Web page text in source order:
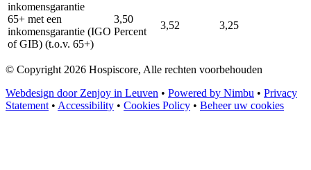
inkomensgarantie
65+ met een
inkomensgarantie (IGO
of GIB) (t.o.v. 65+)
3,50
Percent
3,52 3,25
© Copyright 2026 Hospiscore, Alle rechten voorbehouden
Webdesign door Zenjoy in Leuven • Powered by Nimbu • Privacy
Statement • Accessibility • Cookies Policy • Beheer uw cookies